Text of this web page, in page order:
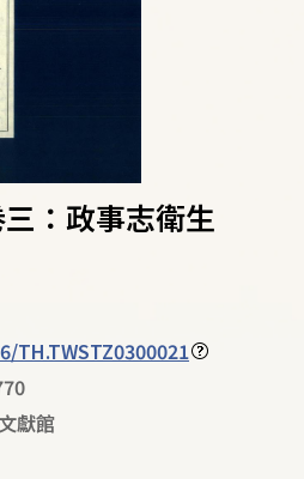
：政事志衛生
TH.TWSTZ0300021
獻館